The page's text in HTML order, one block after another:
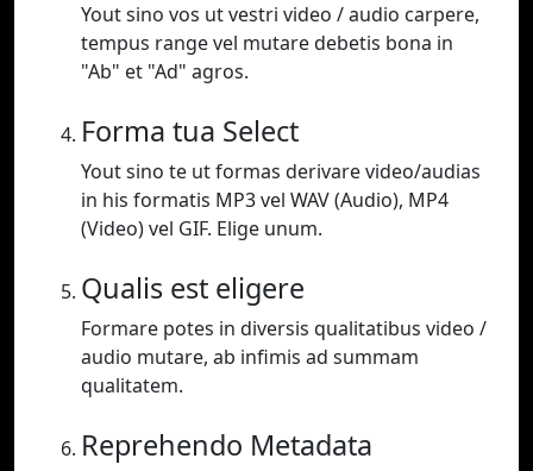
Yout sino vos ut vestri video / audio carpere,
tempus range vel mutare debetis bona in
"Ab" et "Ad" agros.
Forma tua Select
Yout sino te ut formas derivare video/audias
in his formatis MP3 vel WAV (Audio), MP4
(Video) vel GIF. Elige unum.
Qualis est eligere
Formare potes in diversis qualitatibus video /
audio mutare, ab infimis ad summam
qualitatem.
Reprehendo Metadata